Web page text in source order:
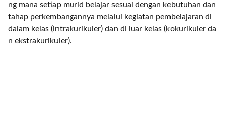
ng mana setiap murid belajar sesuai dengan kebutuhan dan
tahap perkembangannya melalui kegiatan pembelajaran di
dalam kelas (intrakurikuler) dan di luar kelas (kokurikuler da
n ekstrakurikuler).